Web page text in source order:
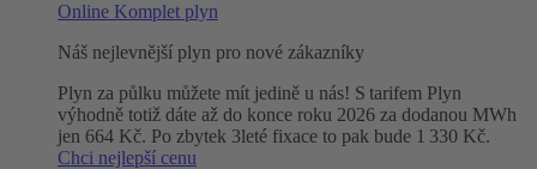
Online Komplet plyn
Náš nejlevnější plyn pro nové zákazníky
Plyn za půlku můžete mít jedině u nás! S tarifem Plyn
výhodně totiž dáte až do konce roku 2026 za dodanou MWh
jen 664 Kč. Po zbytek 3leté fixace to pak bude 1 330 Kč.
Chci nejlepší cenu